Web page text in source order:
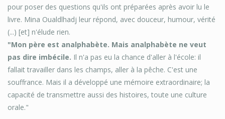
pour poser des questions qu'ils ont préparées après avoir lu le
livre. Mina Oualdlhadj leur répond, avec douceur, humour, vérité
(...) [et] n'élude rien.
"Mon père est analphabète. Mais analphabète ne veut
pas dire imbécile. Il n'a pas eu la chance d'aller à l'école: il
fallait travailler dans les champs, aller à la pêche. C'est une
souffrance. Mais il a développé une mémoire extraordinaire; la
capacité de transmettre aussi des histoires, toute une culture
orale."